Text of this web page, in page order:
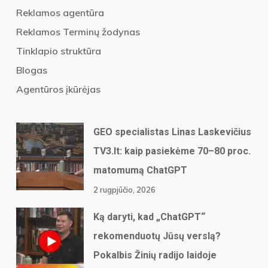
Reklamos agentūra
Reklamos Terminų žodynas
Tinklapio struktūra
Blogas
Agentūros įkūrėjas
GEO specialistas Linas Laskevičius
TV3.lt: kaip pasiekėme 70–80 proc.
matomumą ChatGPT
2 rugpjūčio, 2026
Ką daryti, kad „ChatGPT“
rekomenduotų Jūsų verslą?
Pokalbis Žinių radijo laidoje